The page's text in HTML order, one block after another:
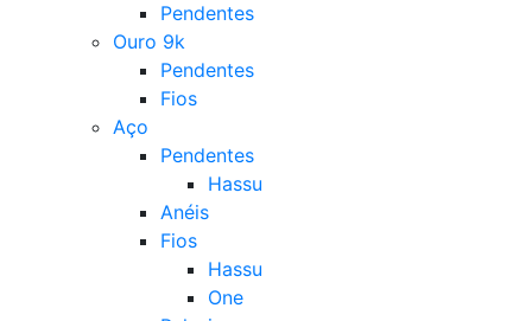
Pendentes
Ouro 9k
Pendentes
Fios
Aço
Pendentes
Hassu
Anéis
Fios
Hassu
One